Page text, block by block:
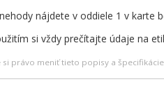
nájdete v oddiele 1 v karte
si vždy prečítajte údaje na
si právo meniť tieto popisy a